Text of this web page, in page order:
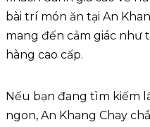
bài trí món ăn tại An
mang đến cảm giác
hàng cao cấp.
Nếu bạn đang tìm kiếm
ngon, An Khang Chay